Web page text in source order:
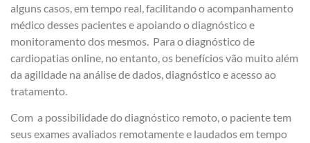
alguns casos, em tempo real, facilitando o acompanhamento
médico desses pacientes e apoiando o diagnóstico e
monitoramento dos mesmos. Para o diagnóstico de
cardiopatias online, no entanto, os benefícios vão muito além
da agilidade na análise de dados, diagnóstico e acesso ao
tratamento.
Com a possibilidade do diagnóstico remoto, o paciente tem
seus exames avaliados remotamente e laudados em tempo